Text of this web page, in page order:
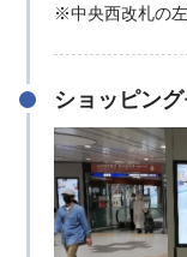
※中央西改札の左
ショッピン